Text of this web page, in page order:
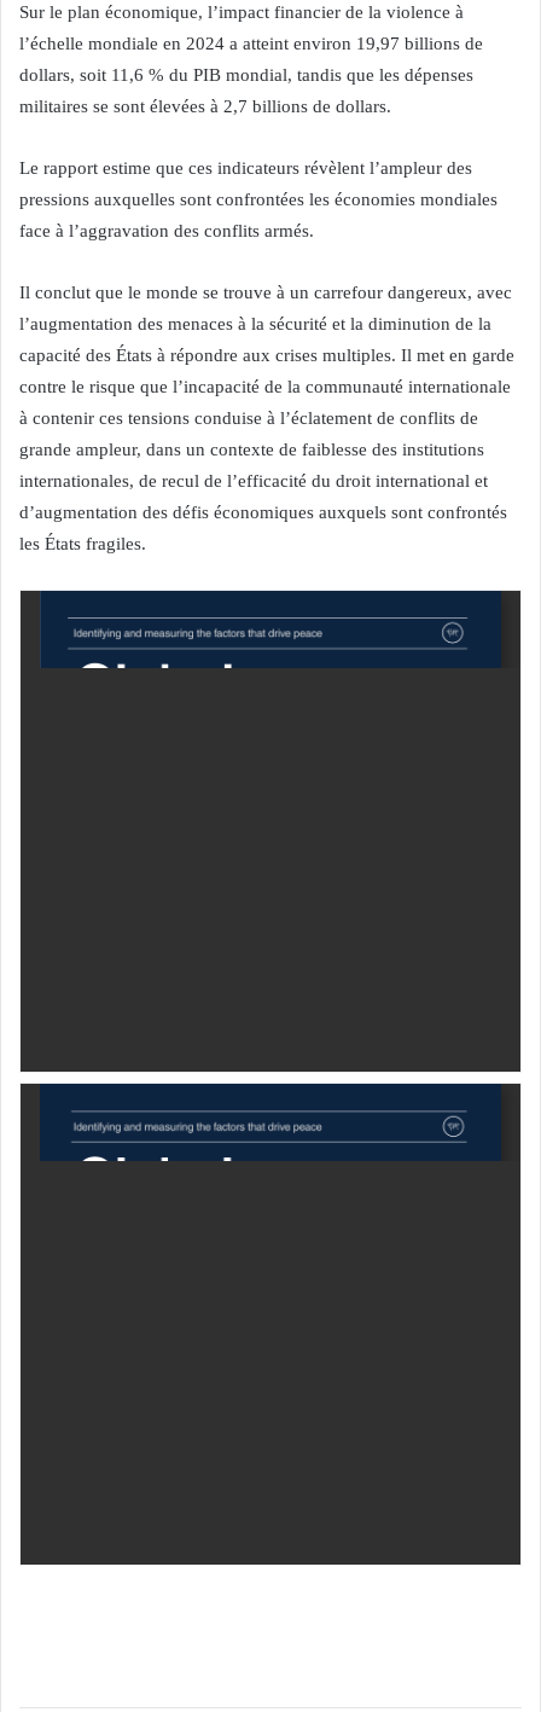
Sur le plan économique, l’impact financier de la violence à
l’échelle mondiale en 2024 a atteint environ 19,97 billions de
dollars, soit 11,6 % du PIB mondial, tandis que les dépenses
militaires se sont élevées à 2,7 billions de dollars.
Le rapport estime que ces indicateurs révèlent l’ampleur des
pressions auxquelles sont confrontées les économies mondiales
face à l’aggravation des conflits armés.
Il conclut que le monde se trouve à un carrefour dangereux, avec
l’augmentation des menaces à la sécurité et la diminution de la
capacité des États à répondre aux crises multiples. Il met en garde
contre le risque que l’incapacité de la communauté internationale
à contenir ces tensions conduise à l’éclatement de conflits de
grande ampleur, dans un contexte de faiblesse des institutions
internationales, de recul de l’efficacité du droit international et
d’augmentation des défis économiques auxquels sont confrontés
les États fragiles.